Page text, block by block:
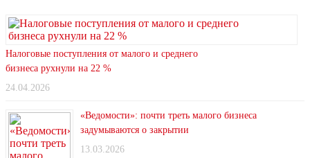
Налоговые поступления от малого и среднего
бизнеса рухнули на 22 %
24.04.2026
«Ведомости»: почти треть малого бизнеса
задумываются о закрытии
13.03.2026